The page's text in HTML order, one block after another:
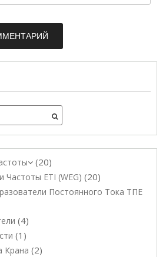
20
Частоты ETI (WEG) 20
Постоянного Тока ТПЕ
4
1
Крана 2